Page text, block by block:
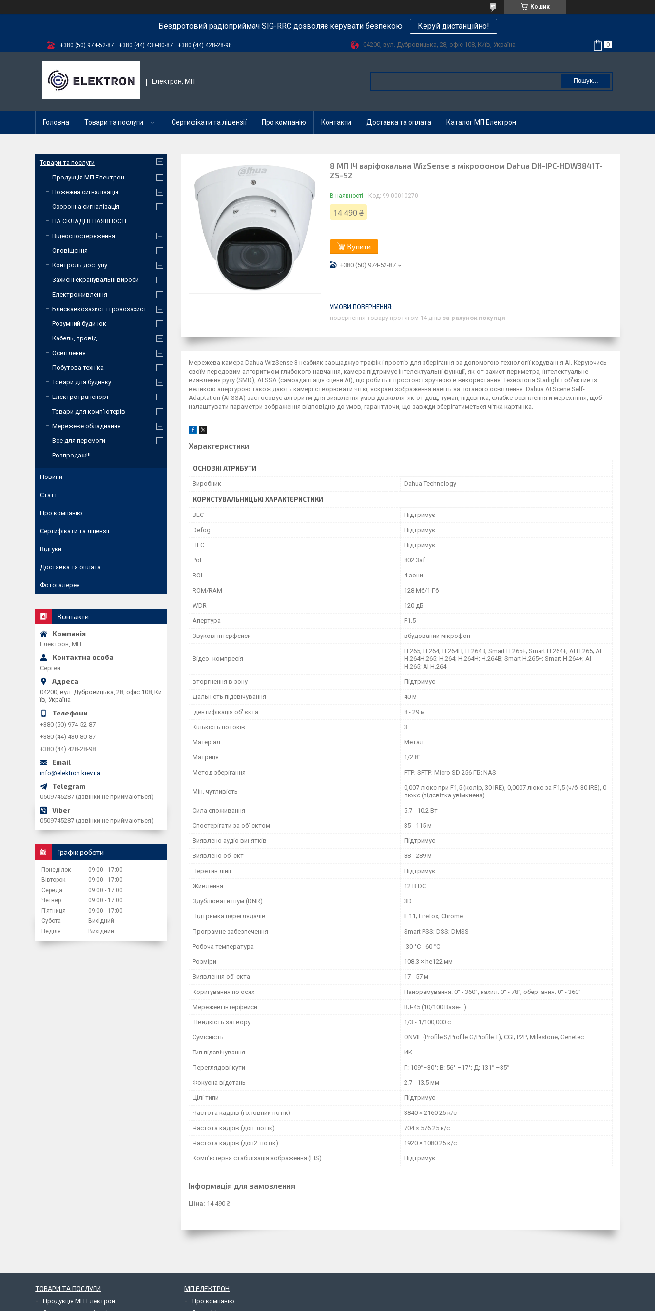
Кошик
Бездротовий радіоприймач SIG-RRC дозволяє керувати безпекою Керуй дистанційно!
+380 (50) 974-52-87 +380 (44) 430-80-87 +380 (44) 428-28-98 04200, вул. Дубровицька, 28, офіс 108, Київ, Україна
Електрон, МП Пошук...
Головна Товари та послуги Сертифікати та ліцензії Про компанію Контакти Доставка та оплата Каталог МП Електрон
8 МП ІЧ варіфокальна WizSense з мікрофоном Dahua DH-IPC-HDW3841T-
ZS-S2
В наявності Код: 99-00010270
14 490 ₴
Купити
+380 (50) 974-52-87
повернення товару протягом 14 днів за рахунок покупця
Мережева камера Dahua WizSense 3 неабияк заощаджує трафік і простір для зберігання за допомогою технології кодування AI. Керуючись
своїм передовим алгоритмом глибокого навчання, камера підтримує інтелектуальні функції, як-от захист периметра, інтелектуальне
виявлення руху (SMD), AI SSA (самоадаптація сцени AI), що робить її простою і зручною в використання. Технологія Starlight і об'єктив із
великою апертурою також дають камері створювати чіткі, яскраві зображення навіть за поганого освітлення. Dahua AI Scene Self-
Adaptation (AI SSA) застосовує алгоритм для виявлення умов довкілля, як-от дощ, туман, підсвітка, слабке освітлення й мерехтіння, щоб
налаштувати параметри зображення відповідно до умов, гарантуючи, що завжди зберігатиметься чітка картинка.
Характеристики
ОСНОВНІ АТРИБУТИ
Виробник Dahua Technology
КОРИСТУВАЛЬНИЦЬКІ ХАРАКТЕРИСТИКИ
BLC Підтримує
Defog Підтримує
HLC Підтримує
PoE 802.3af
ROI 4 зони
ROM/RAM 128 Мб/1 Гб
WDR 120 дБ
Апертура F1.5
Звукові інтерфейси вбудований мікрофон
Відео- компресія
H.265; H.264; H.264H; H.264B; Smart H.265+; Smart H.264+; AI H.265; AI
H.264H.265; H.264; H.264H; H.264B; Smart H.265+; Smart H.264+; AI
H.265; AI H.264
вторгнення в зону Підтримує
Дальність підсвічування 40 м
Ідентифікація об' єкта 8 - 29 м
Кількість потоків 3
Матеріал Метал
Матриця 1/2.8"
Метод зберігання FTP; SFTP; Micro SD 256 ГБ; NAS
Мін. чутливість
0,007 люкс при F1,5 (колір, 30 IRE), 0,0007 люкс за F1,5 (ч/б, 30 IRE), 0
люкс (підсвітка увімкнена)
Сила споживання 5.7 - 10.2 Вт
Спостерігати за об’ єктом 35 - 115 м
Виявлено аудіо винятків Підтримує
Виявлено об' єкт 88 - 289 м
Перетин лінії Підтримує
Живлення 12 В DC
Здублювати шум (DNR) 3D
Підтримка переглядачів IE11; Firefox; Chrome
Програмне забезпечення Smart PSS; DSS; DMSS
Робоча температура -30 °C - 60 °C
Розміри 108.3 × he122 мм
Виявлення об' єкта 17 - 57 м
Коригування по осях Панорамування: 0° - 360°, нахил: 0° - 78°, обертання: 0° - 360°
Мережеві інтерфейси RJ-45 (10/100 Base-T)
Швидкість затвору 1/3 - 1/100,000 с
Сумісність ONVIF (Profile S/Profile G/Profile T); CGI; P2P; Milestone; Genetec
Тип підсвічування ИК
Переглядові кути Г: 109°–30°; В: 56° –17°; Д: 131° –35°
Фокусна відстань 2.7 - 13.5 мм
Цілі типи Підтримує
Частота кадрів (головний потік) 3840 × 2160 25 к/с
Частота кадрів (доп. потік) 704 × 576 25 к/с
Частота кадрів (доп2. потік) 1920 × 1080 25 к/с
Комп’ютерна стабілізація зображення (EIS) Підтримує
Інформація для замовлення
Ціна: 14 490 ₴
Товари та послуги
Продукція МП Електрон
Пожежна сигналізація
Охоронна сигналізація
НА СКЛАДІ В НАЯВНОСТІ
Відеоспостереження
Оповіщення
Контроль доступу
Захисні екранувальні вироби
Електроживлення
Блискавкозахист і грозозахист
Розумний будинок
Кабель, провід
Освітлення
Побутова техніка
Товари для будинку
Електротранспорт
Товари для комп'ютерів
Мережеве обладнання
Все для перемоги
Розпродаж!!!
Новини
Статті
Про компанію
Сертифікати та ліцензії
Відгуки
Доставка та оплата
Фотогалерея
Контакти
Електрон, МП
Сергей
04200, вул. Дубровицька, 28, офіс 108, Ки
їв, Україна
+380 (50) 974-52-87
+380 (44) 430-80-87
+380 (44) 428-28-98
info@elektron.kiev.ua
0509745287 (дзвінки не приймаються)
0509745287 (дзвінки не приймаються)
Графік роботи
Понеділок 09:00
17:00
Вівторок
09:00
17:00
Середа
09:00
17:00
Четвер
09:00
17:00
Пʼятниця
09:00
17:00
Субота
Вихідний
Неділя
Вихідний
ТОВАРИ ТА ПОСЛУГИ
Продукція МП Електрон
МП ЕЛЕКТРОН
Про компанію